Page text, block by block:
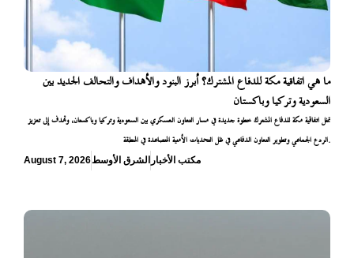
ما هي اتفاقية مكة للدفاع المشترك؟ أبرز البنود والأهداف والتحالف الجديد بين
السعودية وتركيا وباكستان
تمثل اتفاقية مكة للدفاع المشترك خطوة جديدة في مسار التعاون العسكري بين السعودية وتركيا وباكستان، وتهدف إلى تعزيز
الردع الجماعي وتطوير التعاون الدفاعي في ظل التحديات الأمنية المتصاعدة في المنطقة.
August 7, 2026الشرق الأوسط مكتب الأخبار